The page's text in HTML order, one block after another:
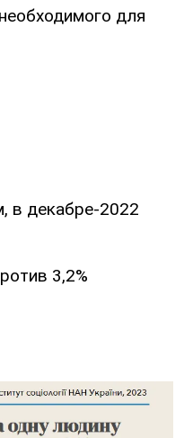
для
в декабре-2022
3,2%